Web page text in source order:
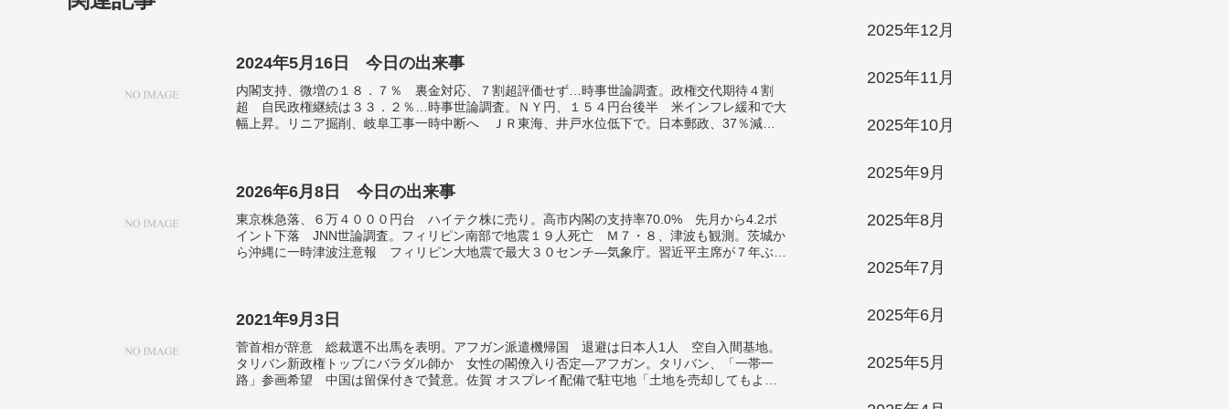
2024年5月16日 今日の出来事
内閣支持、微増の１８．７％ 裏金対応、７割超評価せず…時事世論調査。政権交代期待４割
超 自民政権継続は３３．２％…時事世論調査。ＮＹ円、１５４円台後半 米インフレ緩和で大
幅上昇。リニア掘削、岐阜工事一時中断へ ＪＲ東海、井戸水位低下で。日本郵政、37％減
2026年6月8日 今日の出来事
東京株急落、６万４０００円台 ハイテク株に売り。高市内閣の支持率70.0% 先月から4.2ポ
イント下落 JNN世論調査。フィリピン南部で地震１９人死亡 Ｍ７・８、津波も観測。茨城か
ら沖縄に一時津波注意報 フィリピン大地震で最大３０センチ―気象庁。習近平主席が７年ぶり
る １９４９年の“絶滅”から回復。
2021年9月3日
菅首相が辞意 総裁選不出馬を表明。アフガン派遣機帰国 退避は日本人1人 空自入間基地。
タリバン新政権トップにバラダル師か 女性の閣僚入り否定―アフガン。タリバン、「一帯一
路」参画希望 中国は留保付きで賛意。佐賀 オスプレイ配備で駐屯地「土地を売却してもよ
2025年12月
2025年11月
2025年10月
2025年9月
2025年8月
2025年7月
2025年6月
2025年5月